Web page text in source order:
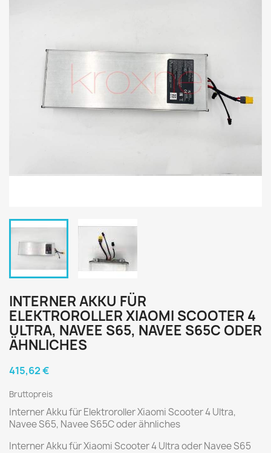
INTERNER AKKU FÜR
ELEKTROROLLER XIAOMI SCOOTER 4
ULTRA, NAVEE S65, NAVEE S65C ODER
ÄHNLICHES
415,62 €
Bruttopreis
Interner Akku für Elektroroller Xiaomi Scooter 4 Ultra,
Navee S65, Navee S65C oder ähnliches
Interner Akku für Xiaomi Scooter 4 Ultra oder Navee S65